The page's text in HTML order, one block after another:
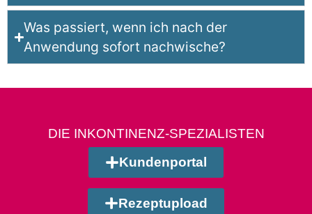
Was passiert, wenn ich nach der
Anwendung sofort nachwische?
DIE INKONTINENZ-SPEZIALISTEN
Kundenportal
Rezeptupload